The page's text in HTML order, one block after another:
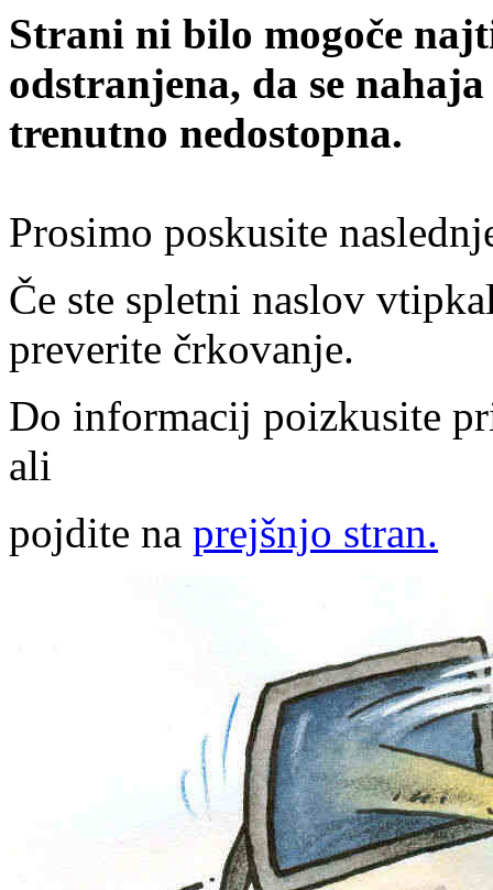
Strani ni bilo mogoče
odstranjena, da se
trenutno nedostopna.
Prosimo poskusite
Če ste spletni naslov
preverite črkovanje.
Do informacij poizkusite
ali
pojdite na prejšnjo stran.